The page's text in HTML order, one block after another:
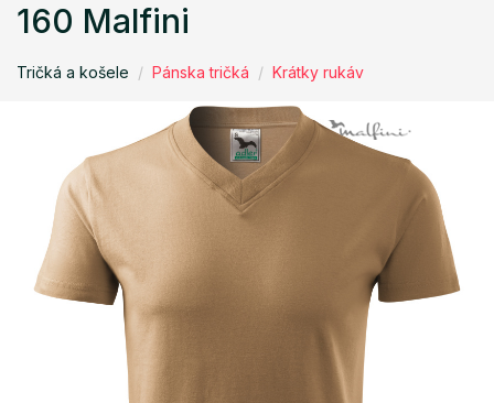
160 Malfini
Tričká a košele Pánska tričká Krátky rukáv